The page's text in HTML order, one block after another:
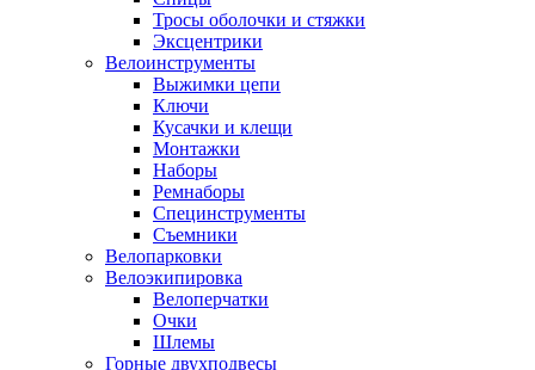
Тросы оболочки и стяжки
Эксцентрики
Велоинструменты
Выжимки цепи
Ключи
Кусачки и клещи
Монтажки
Наборы
Ремнаборы
Специнструменты
Съемники
Велопарковки
Велоэкипировка
Велоперчатки
Очки
Шлемы
Горные двухподвесы